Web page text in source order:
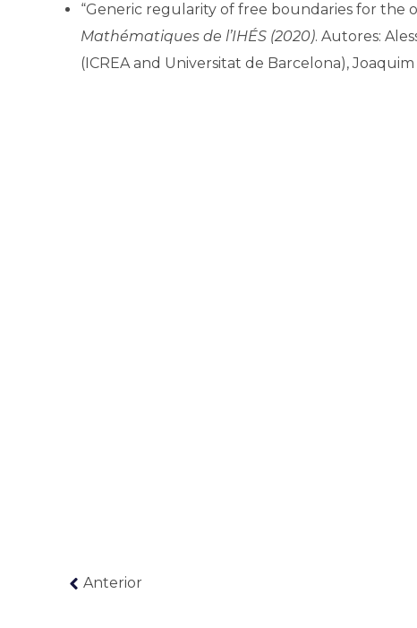
“Generic regularity of free boundaries for the
Mathématiques de l’IHÉS (2020). Autores:
(ICREA and Universitat de Barcelona),
Anterior